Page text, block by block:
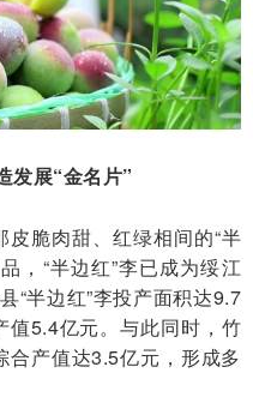
发展“金名片”
脆肉甜、红绿相间的“半
，“半边红”李已成为绥江
“半边红”李投产面积达9.7
值5.4亿元。与此同时，竹
产值达3.5亿元，形成多